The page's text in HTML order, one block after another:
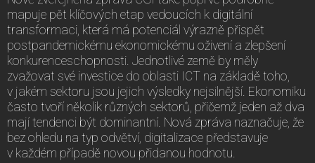
mapuje pět klíčových etap vedoucích k digitální
transformaci, která má potenciál výrazně přispět
postpandemickému ekonomickému oživení a zlepšení
konkurenceschopnosti. Jednotlivé země by měly
zvažovat své investice do oblasti ICT na základě toho,
v jakém sektoru jsou jejich výsledky nejsilnější. Ekonomiku
často tvoří několik různých sektorů, přičemž jeden až dva
mají tendenci být dominantní. Nová zpráva naznačuje, že
bez ohledu na typ odvětví, digitalizace představuje
v každém případě novou přidanou hodnotu.